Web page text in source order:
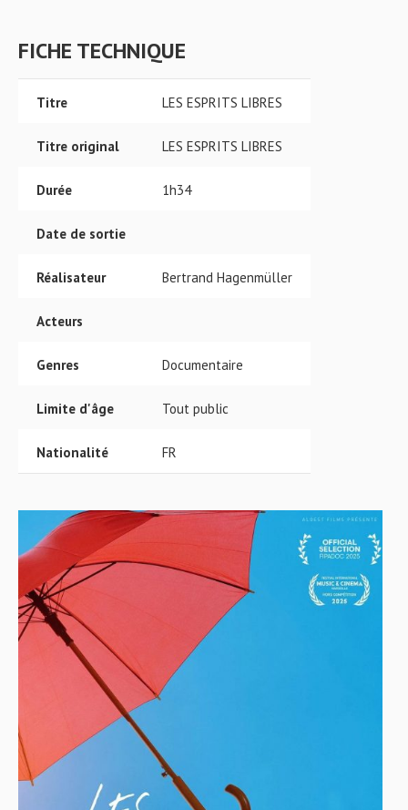
FICHE TECHNIQUE
Titre LES ESPRITS LIBRES
Titre original LES ESPRITS LIBRES
Durée 1h34
Date de sortie
Réalisateur Bertrand Hagenmüller
Acteurs
Genres Documentaire
Limite d'âge Tout public
Nationalité FR